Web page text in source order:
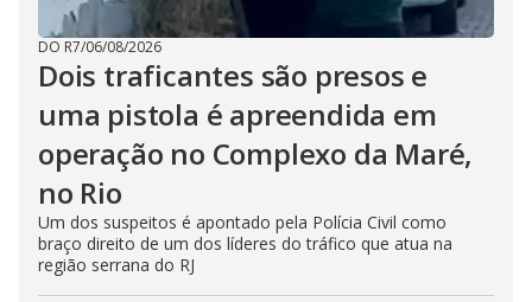
DO R7/06/08/2026
Dois traficantes são presos e
uma pistola é apreendida em
operação no Complexo da Maré,
no Rio
Um dos suspeitos é apontado pela Polícia Civil como
braço direito de um dos líderes do tráfico que atua na
região serrana do RJ